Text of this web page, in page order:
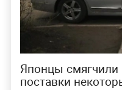
Японцы смягчили
поставки